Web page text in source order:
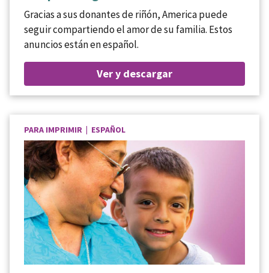
Gracias a sus donantes de riñón, America puede
seguir compartiendo el amor de su familia. Estos
anuncios están en español.
Ver y descargar
PARA IMPRIMIR | ESPAÑOL